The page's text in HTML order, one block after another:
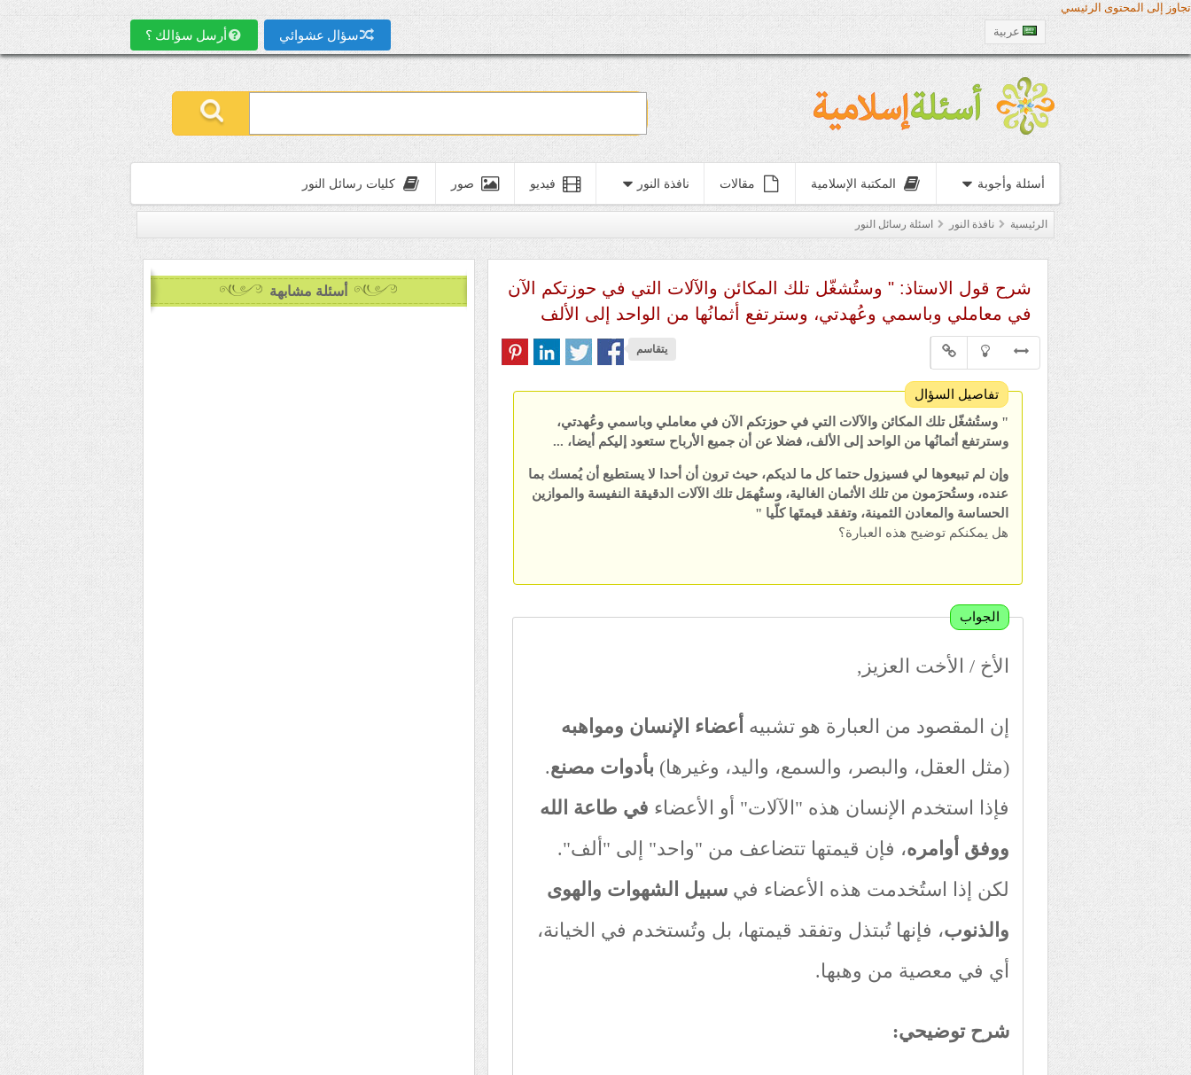
تجاوز إلى المحتوى الرئيسي
عربية
سؤال عشوائي أرسل سؤالك ؟
أسئلة وأجوبة المكتبة الإسلامية مقالات نافذة النور فيديو صور كليات رسائل النور
الرئيسية نافذة النور اسئلة رسائل النور
شرح قول الاستاذ: " وستُشغّل تلك المكائن والآلات التي في حوزتكم الآن
في معاملي وباسمي وعُهدتي، وسترتفع أثمانُها من الواحد إلى الألف
يتقاسم
تفاصيل السؤال
" وستُشغّل تلك المكائن والآلات التي في حوزتكم الآن في معاملي وباسمي وعُهدتي،
وسترتفع أثمانُها من الواحد إلى الألف، فضلا عن أن جميع الأرباح ستعود إليكم أيضا، ...
وإن لم تبيعوها لي فسيزول حتما كل ما لديكم، حيث ترون أن أحدا لا يستطيع أن يُمسك بما
عنده، وستُحرَمون من تلك الأثمان الغالية، وستُهمَل تلك الآلات الدقيقة النفيسة والموازين
الحساسة والمعادن الثمينة، وتفقد قيمتَها كلّيا "
هل يمكنكم توضيح هذه العبارة؟
الجواب
الأخ / الأخت العزيز,
إن المقصود من العبارة هو تشبيه أعضاء الإنسان ومواهبه
(مثل العقل، والبصر، والسمع، واليد، وغيرها) بأدوات مصنع.
فإذا استخدم الإنسان هذه "الآلات" أو الأعضاء في طاعة الله
ووفق أوامره، فإن قيمتها تتضاعف من "واحد" إلى "ألف".
لكن إذا استُخدمت هذه الأعضاء في سبيل الشهوات والهوى
والذنوب، فإنها تُبتذل وتفقد قيمتها، بل وتُستخدم في الخيانة،
أي في معصية من وهبها.
شرح توضيحي:
أسئلة مشابهة